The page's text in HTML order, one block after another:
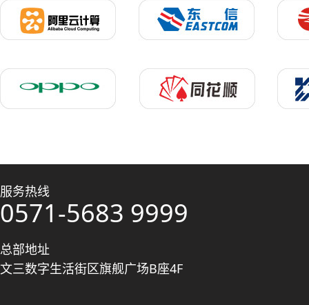
服务热线
0571-5683 9999
总部地址
文三数字生活街区旗舰广场B座4F